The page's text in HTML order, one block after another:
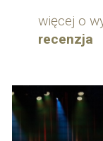
więcej o
recenzja